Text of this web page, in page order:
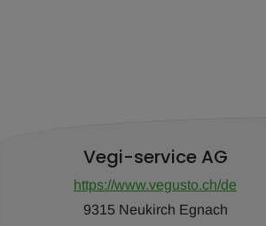
Vegi-service AG
https://www.vegusto.ch/de
9315 Neukirch Egnach